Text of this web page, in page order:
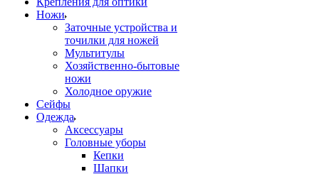
Ножи
Заточные устройства и
точилки для ножей
Мультитулы
Хозяйственно-бытовые
ножи
Холодное оружие
Сейфы
Одежда
Аксессуары
Головные уборы
Кепки
Шапки